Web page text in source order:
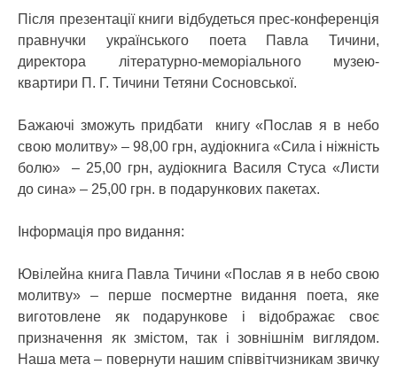
Після презентації книги відбудеться прес-конференція
правнучки українського поета Павла Тичини,
директора літературно-меморіального музею-
квартири П. Г. Тичини Тетяни Сосновської.
Бажаючі зможуть придбати книгу «Послав я в небо
свою молитву» – 98,00 грн, аудіокнига «Сила і ніжність
болю» – 25,00 грн, аудіокнига Василя Стуса «Листи
до сина» – 25,00 грн. в подарункових пакетах.
Інформація про видання:
Ювілейна книга Павла Тичини «Послав я в небо свою
молитву» – перше посмертне видання поета, яке
виготовлене як подарункове і відображає своє
призначення як змістом, так і зовнішнім виглядом.
Наша мета – повернути нашим співвітчизникам звичку